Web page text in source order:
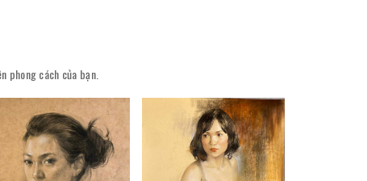
phong cách của bạn.